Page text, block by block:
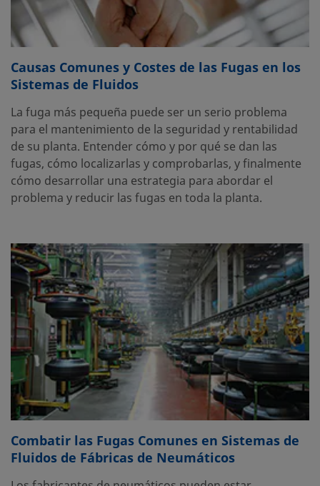
Causas Comunes y Costes de las Fugas en los
Sistemas de Fluidos
La fuga más pequeña puede ser un serio problema
para el mantenimiento de la seguridad y rentabilidad
de su planta. Entender cómo y por qué se dan las
fugas, cómo localizarlas y comprobarlas, y finalmente
cómo desarrollar una estrategia para abordar el
problema y reducir las fugas en toda la planta.
Combatir las Fugas Comunes en Sistemas de
Fluidos de Fábricas de Neumáticos